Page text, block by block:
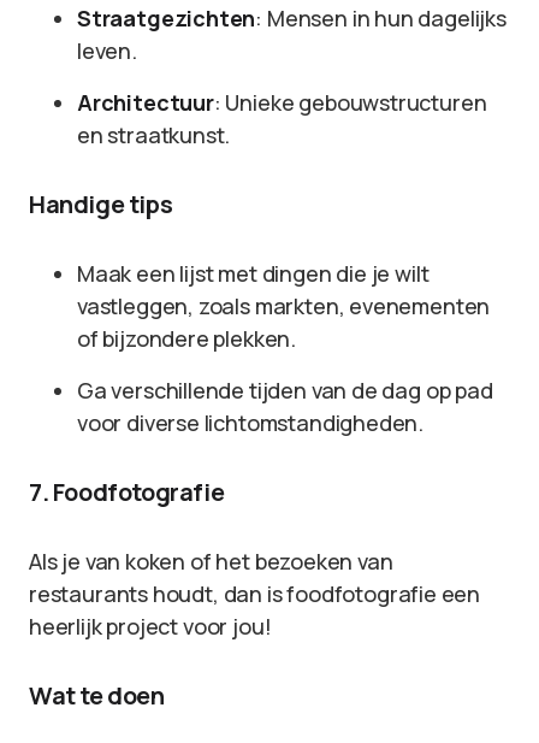
Straatgezichten: Mensen in hun dagelijks
leven.
Architectuur: Unieke gebouwstructuren
en straatkunst.
Handige tips
Maak een lijst met dingen die je wilt
vastleggen, zoals markten, evenementen
of bijzondere plekken.
Ga verschillende tijden van de dag op pad
voor diverse lichtomstandigheden.
7. Foodfotografie
Als je van koken of het bezoeken van
restaurants houdt, dan is foodfotografie een
heerlijk project voor jou!
Wat te doen